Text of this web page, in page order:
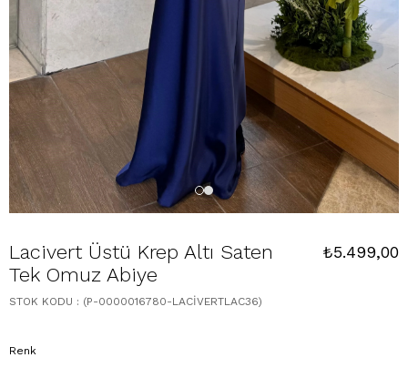
Lacivert Üstü Krep Altı Saten
Tek Omuz Abiye
₺5.499,00
STOK KODU (P-0000016780-LACİVERTLAC36)
Renk